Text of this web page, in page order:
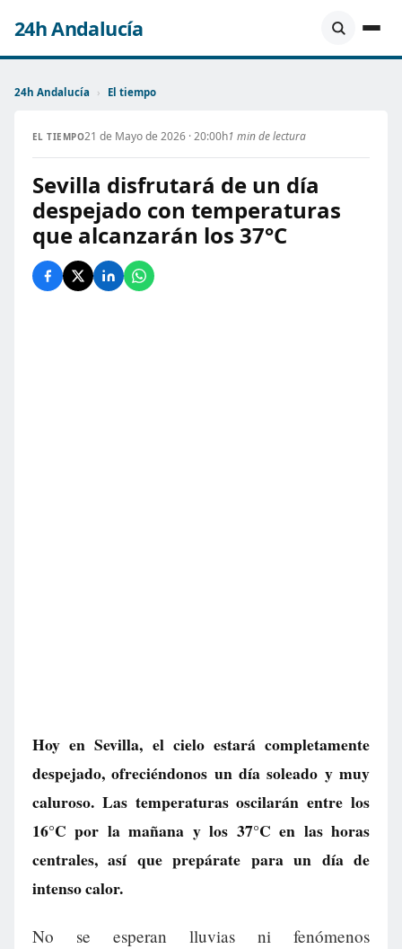
24h Andalucía
24h Andalucía › El tiempo
EL TIEMPO21 de Mayo de 2026 · 20:00h1 min de lectura
Sevilla disfrutará de un día
despejado con temperaturas
que alcanzarán los 37°C
Hoy en Sevilla, el cielo estará completamente
despejado, ofreciéndonos un día soleado y muy
caluroso. Las temperaturas oscilarán entre los
16°C por la mañana y los 37°C en las horas
centrales, así que prepárate para un día de
intenso calor.
No se esperan lluvias ni fenómenos